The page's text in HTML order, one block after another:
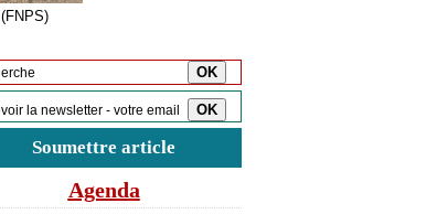
Soumettre article
Agenda